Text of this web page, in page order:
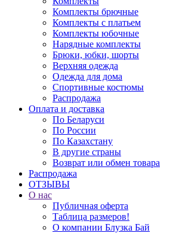
Комплекты брючные
Комплекты с платьем
Комплекты юбочные
Нарядные комплекты
Брюки, юбки, шорты
Верхняя одежда
Одежда для дома
Спортивные костюмы
Распродажа
Оплата и доставка
По Беларуси
По России
По Казахстану
В другие страны
Возврат или обмен товара
Распродажа
ОТЗЫВЫ
О нас
Публичная оферта
Таблица размеров!
О компании Блузка Бай